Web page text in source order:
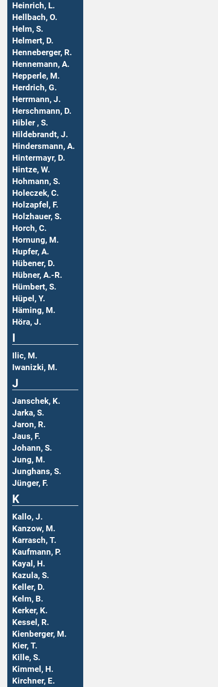
Heinrich, L.
Hellbach, O.
Helm, S.
Helmert, D.
Henneberger, R.
Hennemann, A.
Hepperle, M.
Herdrich, G.
Herrmann, J.
Herschmann, D.
Hibler , S.
Hildebrandt, J.
Hindersmann, A.
Hintermayr, D.
Hintze, W.
Hohmann, S.
Holeczek, C.
Holzapfel, F.
Holzhauer, S.
Horch, C.
Hornung, M.
Hupfer, A.
Hübener, D.
Hübner, A.-R.
Hümbert, S.
Hüpel, Y.
Häming, M.
Höra, J.
Ilic, M.
Iwanizki, M.
J
Janschek, K.
Jarka, S.
Jaron, R.
Jaus, F.
Johann, S.
Jung, M.
Junghans, S.
Jünger, F.
K
Kallo, J.
Kanzow, M.
Karrasch, T.
Kaufmann, P.
Kayal, H.
Kazula, S.
Keller, D.
Kelm, B.
Kerker, K.
Kessel, R.
Kienberger, M.
Kier, T.
Kille, S.
Kimmel, H.
Kirchner, E.